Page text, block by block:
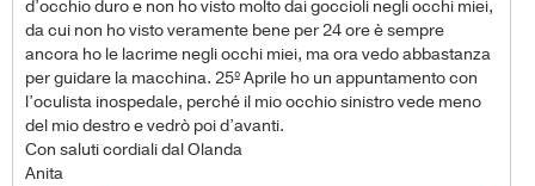
d’occhio duro e non ho visto molto dai goccioli negli occhi miei,
da cui non ho visto veramente bene per 24 ore è sempre
ancora ho le lacrime negli occhi miei, ma ora vedo abbastanza
per guidare la macchina. 25º Aprile ho un appuntamento con
l’oculista inospedale, perché il mio occhio sinistro vede meno
del mio destro e vedrò poi d’avanti.
Con saluti cordiali dal Olanda
Anita